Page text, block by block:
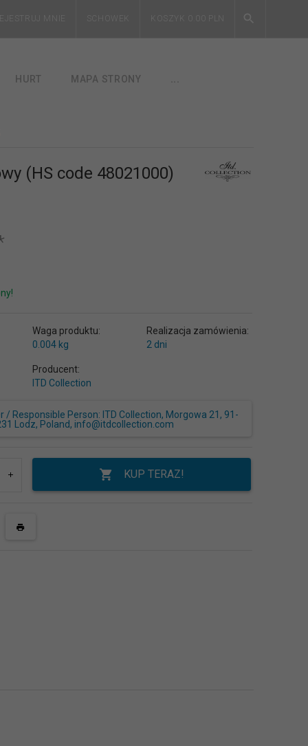
MNIE SCHOWEK KOSZYK
HURT MAPA STRONY
(HS code 48021000)
Waga produktu:
0.004 kg
Realizacja zamówienia:
2 dni
Producent:
ITD Collection
/ Responsible Person: ITD Collection, Morgowa 21, 91-
Lodz, Poland, info@itdcollection.com
KUP TERAZ!